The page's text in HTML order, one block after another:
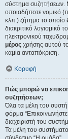
σύστημα συζητήσεων.
οποιαδήποτε νομικό
κλπ.) ζήτημα το οποίο
διακριτικό λογισμικό
ηλεκτρονικού
μέρος χρήσης αυτού
καμία ανταπόκριση.
Κορυφή
Πώς μπορώ να
συζητήσεων;
Όλα τα μέλη του
φόρμα “Επικοινωνήστε
διαχειριστή του
Τα μέλη του